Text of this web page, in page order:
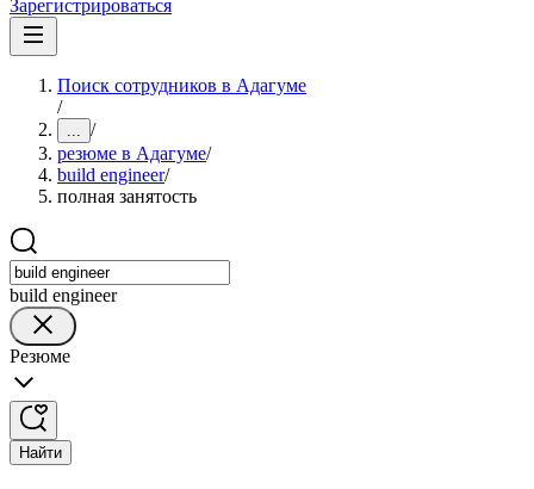
Зарегистрироваться
Поиск сотрудников в Адагуме
/
... /
резюме в Адагуме/
build engineer/
полная занятость
build engineer
Резюме
Найти